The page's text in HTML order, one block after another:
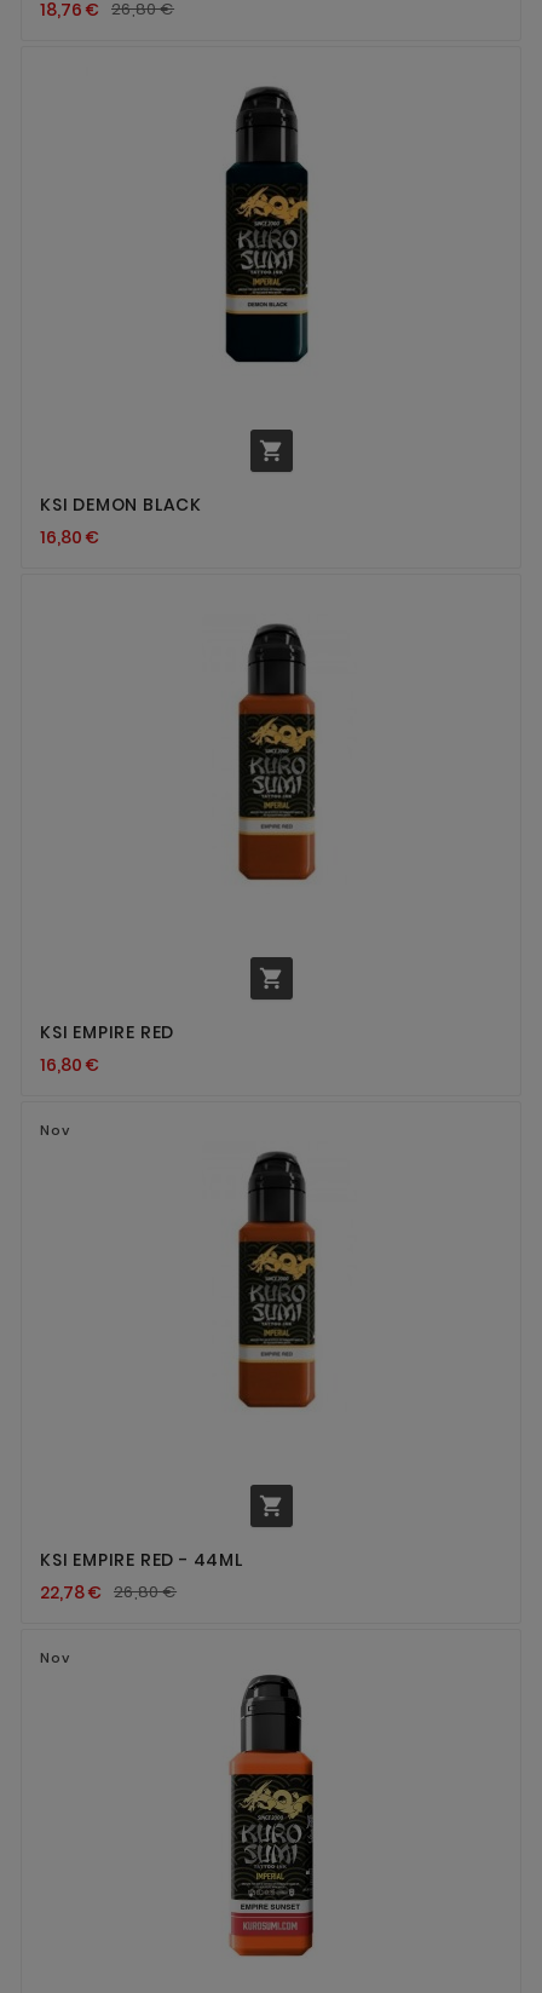
18,76 € 26,80 €

KSI DEMON BLACK
16,80 €

KSI EMPIRE RED
16,80 €
Nov

KSI EMPIRE RED - 44ML
22,78 € 26,80 €
Nov